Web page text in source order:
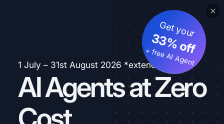
1 July – 31st August 2026 *extended
AI Agents at Zero
Get your
33% off
+ free AI Agent